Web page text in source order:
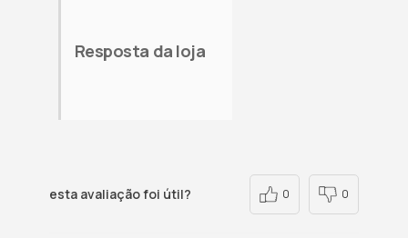
Resposta da loja
esta avaliação foi útil? 0 0